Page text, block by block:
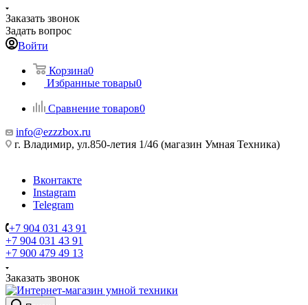
Заказать звонок
Задать вопрос
Войти
Корзина0
Избранные товары0
Сравнение товаров0
info@ezzzbox.ru
г. Владимир, ул.850-летия 1/46 (магазин Умная Техника)
Вконтакте
Instagram
Telegram
+7 904 031 43 91
+7 904 031 43 91
+7 900 479 49 13
Заказать звонок